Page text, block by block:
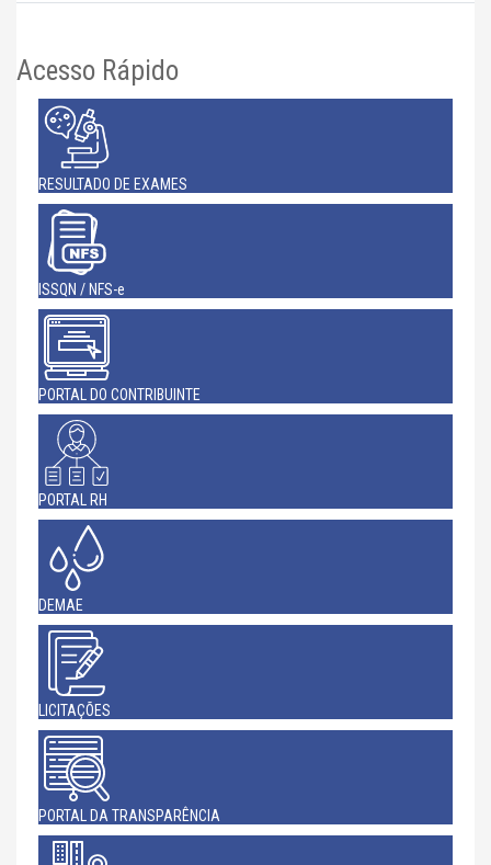
Acesso Rápido
RESULTADO DE EXAMES
ISSQN / NFS-e
PORTAL DO CONTRIBUINTE
PORTAL RH
DEMAE
LICITAÇÕES
PORTAL DA TRANSPARÊNCIA